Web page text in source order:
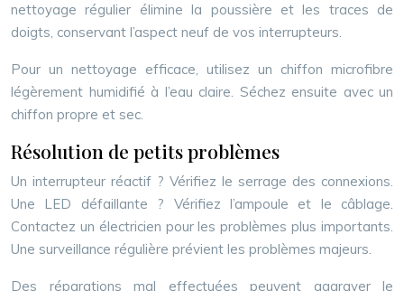
nettoyage régulier élimine la poussière et les traces de
doigts, conservant l’aspect neuf de vos interrupteurs.
Pour un nettoyage efficace, utilisez un chiffon microfibre
légèrement humidifié à l’eau claire. Séchez ensuite avec un
chiffon propre et sec.
Résolution de petits problèmes
Un interrupteur réactif ? Vérifiez le serrage des connexions.
Une LED défaillante ? Vérifiez l’ampoule et le câblage.
Contactez un électricien pour les problèmes plus importants.
Une surveillance régulière prévient les problèmes majeurs.
Des réparations mal effectuées peuvent aggraver le